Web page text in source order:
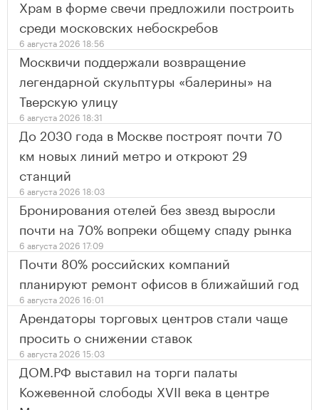
Храм в форме свечи предложили построить
среди московских небоскребов
6 августа 2026 18:56
Москвичи поддержали возвращение
легендарной скульптуры «балерины» на
Тверскую улицу
6 августа 2026 18:31
До 2030 года в Москве построят почти 70
км новых линий метро и откроют 29
станций
6 августа 2026 18:03
Бронирования отелей без звезд выросли
почти на 70% вопреки общему спаду рынка
6 августа 2026 17:09
Почти 80% российских компаний
планируют ремонт офисов в ближайший год
6 августа 2026 16:01
Арендаторы торговых центров стали чаще
просить о снижении ставок
6 августа 2026 15:03
ДОМ.РФ выставил на торги палаты
Кожевенной слободы XVII века в центре